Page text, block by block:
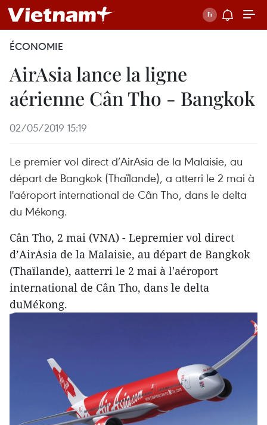
ÉCONOMIE
AirAsia lance la ligne
aérienne Cân Tho - Bangkok
02/05/2019 15:19
Le premier vol direct d’AirAsia de la Malaisie, au
départ de Bangkok (Thaïlande), a atterri le 2 mai à
l'aéroport international de Cân Tho, dans le delta
du Mékong.
Cân Tho, 2 mai (VNA) - Lepremier vol direct
d’AirAsia de la Malaisie, au départ de Bangkok
(Thaïlande), aatterri le 2 mai à l'aéroport
international de Cân Tho, dans le delta
duMékong.